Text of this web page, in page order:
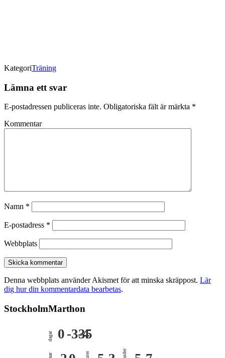
KategoriTräning
Lämna ett svar
E-postadressen publiceras inte. Obligatoriska fält är märkta *
Kommentar
Namn *
E-postadress *
Webbplats
Denna webbplats använder Akismet för att minska skräppost. Lär
dig hur din kommentardata bearbetas.
StockholmMarthon
dagar 0 -335
-4